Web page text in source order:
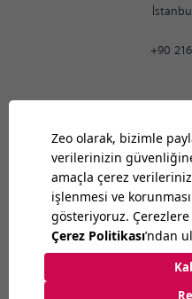
+90
9:30
Bilkent
Cyberplaza B Blok,